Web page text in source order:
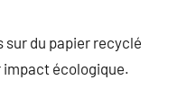
sur du papier recyclé
impact écologique.